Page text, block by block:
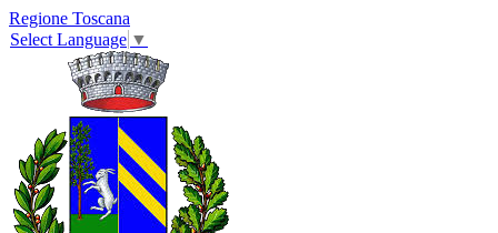
Regione Toscana
Select Language ▼